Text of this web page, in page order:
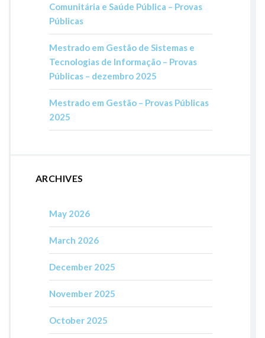
Comunitária e Saúde Pública – Provas
Públicas
Mestrado em Gestão de Sistemas e
Tecnologias de Informação – Provas
Públicas – dezembro 2025
Mestrado em Gestão – Provas Públicas
2025
ARCHIVES
May 2026
March 2026
December 2025
November 2025
October 2025